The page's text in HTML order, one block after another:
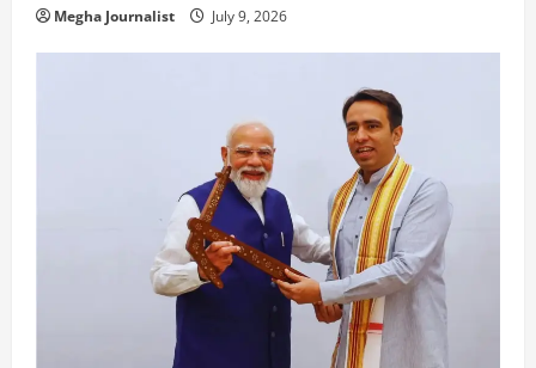
Megha Journalist July 9, 2026